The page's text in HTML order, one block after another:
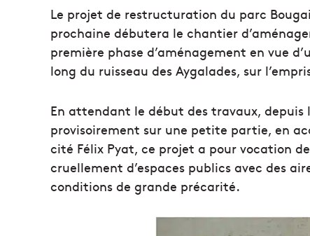
Le projet de restructuration du parc
prochaine débutera le chantier
première phase d’aménagement en vue
long du ruisseau des Aygalades, sur
En attendant le début des travaux, depuis
provisoirement sur une petite partie, en
cité Félix Pyat, ce projet a pour vocation
cruellement d’espaces publics avec des
conditions de grande précarité.